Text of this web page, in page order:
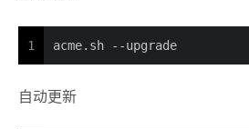
1 acme.sh --upgrade
自动更新